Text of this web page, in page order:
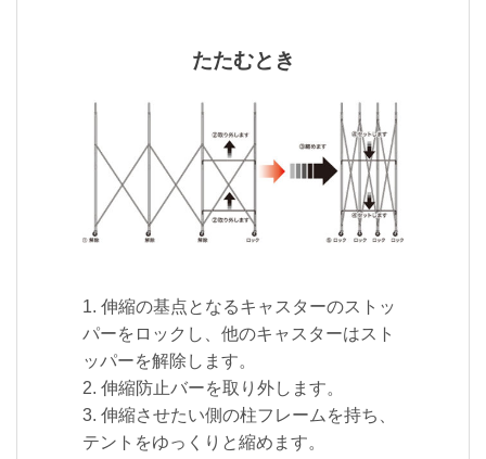
たたむとき
1. 伸縮の基点となるキャスターのストッ
パーをロックし、他のキャスターはスト
ッパーを解除します。
2. 伸縮防止バーを取り外します。
3. 伸縮させたい側の柱フレームを持ち、
テントをゆっくりと縮めます。